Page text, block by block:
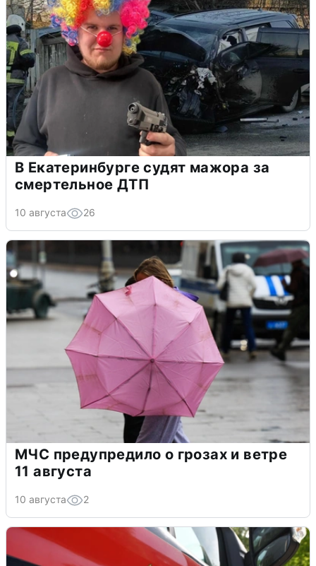
В Екатеринбурге судят мажора за
смертельное ДТП
10 августа 26
МЧС предупредило о грозах и ветре
11 августа
10 августа 2